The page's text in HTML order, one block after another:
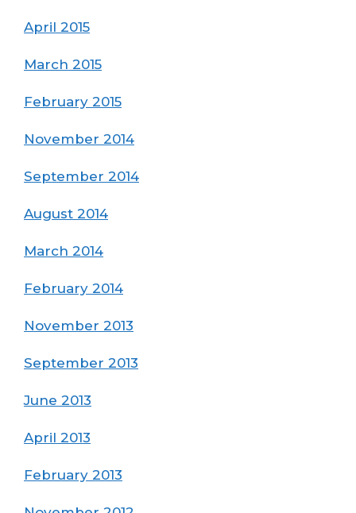
April 2015
March 2015
February 2015
November 2014
September 2014
August 2014
March 2014
February 2014
November 2013
September 2013
June 2013
April 2013
February 2013